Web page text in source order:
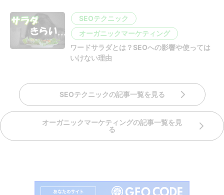
SEOテクニック
オーガニックマーケティング
ワードサラダとは？SEOへの影響や使っては
いけない理由
SEOテクニックの記事一覧を見る
オーガニックマーケティングの記事一覧を見
る